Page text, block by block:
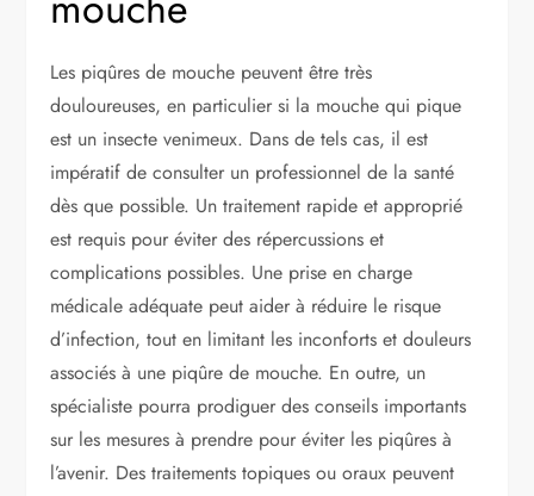
Les piqûres de mouche peuvent être très
douloureuses, en particulier si la mouche qui pique
est un insecte venimeux. Dans de tels cas, il est
impératif de consulter un professionnel de la santé
dès que possible. Un traitement rapide et approprié
est requis pour éviter des répercussions et
complications possibles. Une prise en charge
médicale adéquate peut aider à réduire le risque
d’infection, tout en limitant les inconforts et douleurs
associés à une piqûre de mouche. En outre, un
spécialiste pourra prodiguer des conseils importants
sur les mesures à prendre pour éviter les piqûres à
l’avenir. Des traitements topiques ou oraux peuvent